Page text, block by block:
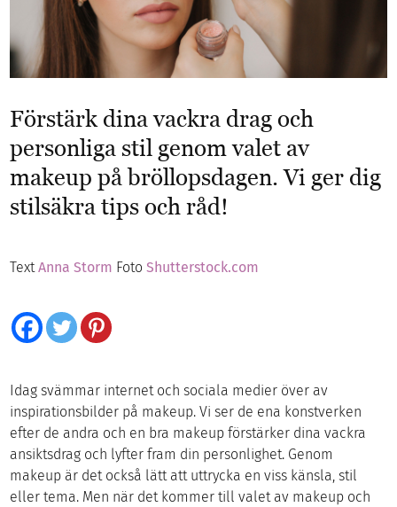
Förstärk dina vackra drag och
personliga stil genom valet av
makeup på bröllopsdagen. Vi ger dig
stilsäkra tips och råd!
TextAnna Storm FotoShutterstock.com
Idag svämmar internet och sociala medier över av
inspirationsbilder på makeup. Vi ser de ena konstverken
efter de andra och en bra makeup förstärker dina vackra
ansiktsdrag och lyfter fram din personlighet. Genom
makeup är det också lätt att uttrycka en viss känsla, stil
eller tema. Men när det kommer till valet av makeup och